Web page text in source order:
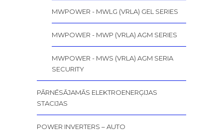
MWPOWER - MWLG (VRLA) GEL SERIES
MWPOWER - MWP (VRLA) AGM SERIES
MWPOWER - MWS (VRLA) AGM SERIA
SECURITY
PĀRNĒSĀJAMĀS ELEKTROENERĢIJAS
STACIJAS
POWER INVERTERS – AUTO